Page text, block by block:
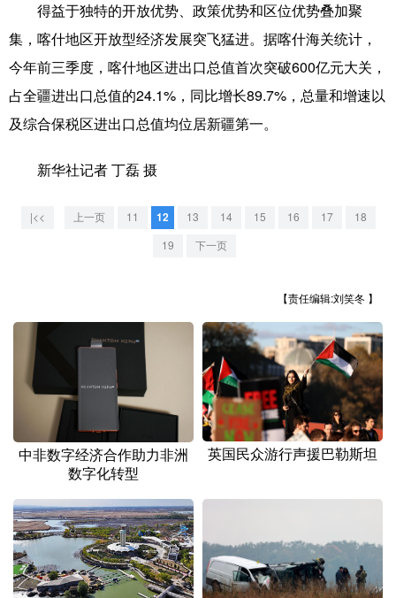
多语种频道
English Español Français عربى
Русский язык 日本語
Deutsch Português
得益于独特的开放优势、政策优势和区位优势叠加聚
集，喀什地区开放型经济发展突飞猛进。据喀什海关统计，
今年前三季度，喀什地区进出口总值首次突破600亿元大关，
占全疆进出口总值的24.1%，同比增长89.7%，总量和增速以
及综合保税区进出口总值均位居新疆第一。
新华社记者 丁磊 摄
|<< 上一页 11 12 13 14 15 16 17 18
19 下一页
【责任编辑:刘笑冬 】
中非数字经济合作助力非洲
数字化转型
英国民众游行声援巴勒斯坦